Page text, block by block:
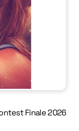
Finale 2026